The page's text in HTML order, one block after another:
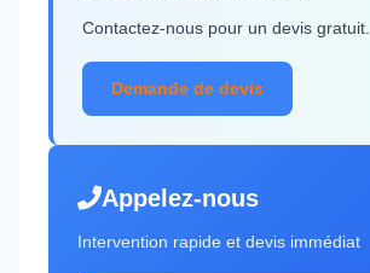
Contactez-nous pour un devis gratuit.
Demande de devis
Appelez-nous
Intervention rapide et devis immédiat